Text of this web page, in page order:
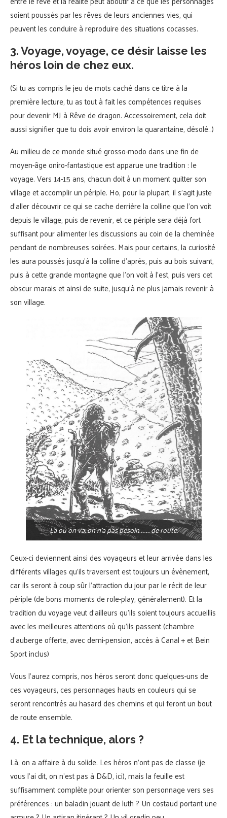
soient poussés par les rêves de leurs anciennes vies, qui
peuvent les conduire à reproduire des situations cocasses.
3. Voyage, voyage, ce désir laisse les
héros loin de chez eux.
(Si tu as compris le jeu de mots caché dans ce titre à la
première lecture, tu as tout à fait les compétences requises
pour devenir MJ à Rêve de dragon. Accessoirement, cela doit
aussi signifier que tu dois avoir environ la quarantaine, désolé…)
Au milieu de ce monde situé grosso-modo dans une fin de
moyen-âge oniro-fantastique est apparue une tradition : le
voyage. Vers 14-15 ans, chacun doit à un moment quitter son
village et accomplir un périple. Ho, pour la plupart, il s’agit juste
d’aller découvrir ce qui se cache derrière la colline que l’on voit
depuis le village, puis de revenir, et ce périple sera déjà fort
suffisant pour alimenter les discussions au coin de la cheminée
pendant de nombreuses soirées. Mais pour certains, la curiosité
les aura poussés jusqu’à la colline d’après, puis au bois suivant,
puis à cette grande montagne que l’on voit à l’est, puis vers cet
obscur marais et ainsi de suite, jusqu’à ne plus jamais revenir à
son village.
Là où on va, on n’a pas besoin . . . . de route.
Ceux-ci deviennent ainsi des voyageurs et leur arrivée dans les
différents villages qu’ils traversent est toujours un évènement,
car ils seront à coup sûr l’attraction du jour par le récit de leur
périple (de bons moments de role-play, généralement). Et la
tradition du voyage veut d’ailleurs qu’ils soient toujours accueillis
avec les meilleures attentions où qu’ils passent (chambre
d’auberge offerte, avec demi-pension, accès à Canal + et Bein
Sport inclus)
Vous l’aurez compris, nos héros seront donc quelques-uns de
ces voyageurs, ces personnages hauts en couleurs qui se
seront rencontrés au hasard des chemins et qui feront un bout
de route ensemble.
4. Et la technique, alors ?
Là, on a affaire à du solide. Les héros n’ont pas de classe (je
vous l’ai dit, on n’est pas à D&D, ici), mais la feuille est
suffisamment complète pour orienter son personnage vers ses
préférences : un baladin jouant de luth ? Un costaud portant une